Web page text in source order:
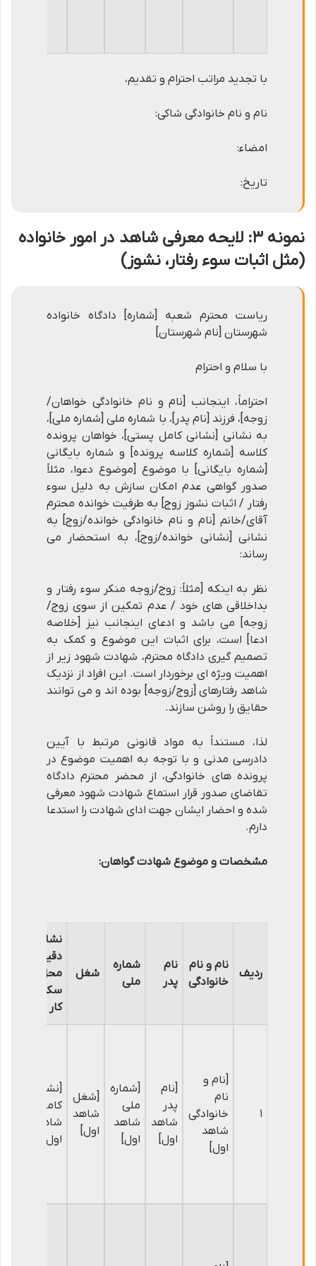
با تجدید مراتب احترام و تقدیم،
نام و نام خانوادگی شاکی:
امضاء:
تاریخ:
نمونه ۳: لایحه معرفی شاهد در امور خانواده
(مثل اثبات سوء رفتار، نشوز)
ریاست محترم شعبه [شماره] دادگاه خانواده
شهرستان [نام شهرستان]
با سلام و احترام
احتراماً، اینجانب [نام و نام خانوادگی خواهان/
زوجه]، فرزند [نام پدر]، با شماره ملی [شماره ملی]،
به نشانی [نشانی کامل پستی]، خواهان پرونده
کلاسه [شماره کلاسه پرونده] و شماره بایگانی
[شماره بایگانی] با موضوع [موضوع دعوا، مثلاً
صدور گواهی عدم امکان سازش به دلیل سوء
رفتار / اثبات نشوز زوج] به طرفیت خوانده محترم
آقای/خانم [نام و نام خانوادگی خوانده/زوج] به
نشانی [نشانی خوانده/زوج]، به استحضار می
رساند:
نظر به اینکه [مثلاً: زوج/زوجه منکر سوء رفتار و
بداخلاقی های خود / عدم تمکین از سوی زوج/
زوجه] می باشد و ادعای اینجانب نیز [خلاصه
ادعا] است، برای اثبات این موضوع و کمک به
تصمیم گیری دادگاه محترم، شهادت شهود زیر از
اهمیت ویژه ای برخوردار است. این افراد از نزدیک
شاهد رفتارهای [زوج/زوجه] بوده اند و می توانند
حقایق را روشن سازند.
لذا، مستنداً به مواد قانونی مرتبط با آیین
دادرسی مدنی و با توجه به اهمیت موضوع در
پرونده های خانوادگی، از محضر محترم دادگاه
تقاضای صدور قرار استماع شهادت شهود معرفی
شده و احضار ایشان جهت ادای شهادت را استدعا
دارم.
مشخصات و موضوع شهادت گواهان:
ردیف
نام و نام
خانوادگی
نام
پدر
شماره
ملی
شغل
نشانی
دقیق
محل
سکونت/
کار
۱
[نام و
نام
خانوادگی
شاهد
اول]
[نام
پدر
شاهد
اول]
[شماره
ملی
شاهد
اول]
[شغل
شاهد
اول]
[نشانی
کامل
شاهد
اول]